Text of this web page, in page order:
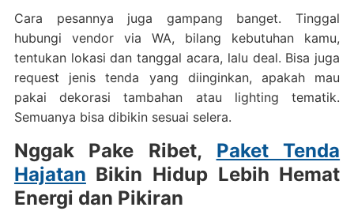
Cara pesannya juga gampang banget. Tinggal
hubungi vendor via WA, bilang kebutuhan kamu,
tentukan lokasi dan tanggal acara, lalu deal. Bisa juga
request jenis tenda yang diinginkan, apakah mau
pakai dekorasi tambahan atau lighting tematik.
Semuanya bisa dibikin sesuai selera.
Nggak Pake Ribet, Paket Tenda
Hajatan Bikin Hidup Lebih Hemat
Energi dan Pikiran